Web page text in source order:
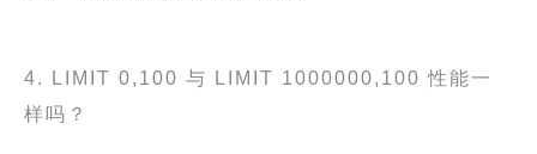
4. LIMIT 0,100 与 LIMIT 1000000,100 性能一
样吗？